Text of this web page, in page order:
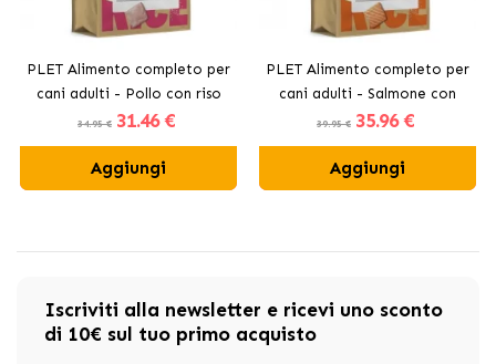
PLET Alimento completo per
cani adulti - Pollo con riso
34.95 € 31.46 €
Aggiungi
PLET Alimento completo per
cani adulti - Salmone con
riso
39.95 € 35.96 €
Aggiungi
Iscriviti alla newsletter e ricevi uno sconto
di 10€ sul tuo primo acquisto